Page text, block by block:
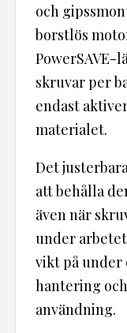
och
borstlös
PowerSAVE-
skruvar per
endast
materialet.
Det
att behålla
även när
under
vikt på
hantering
användning.